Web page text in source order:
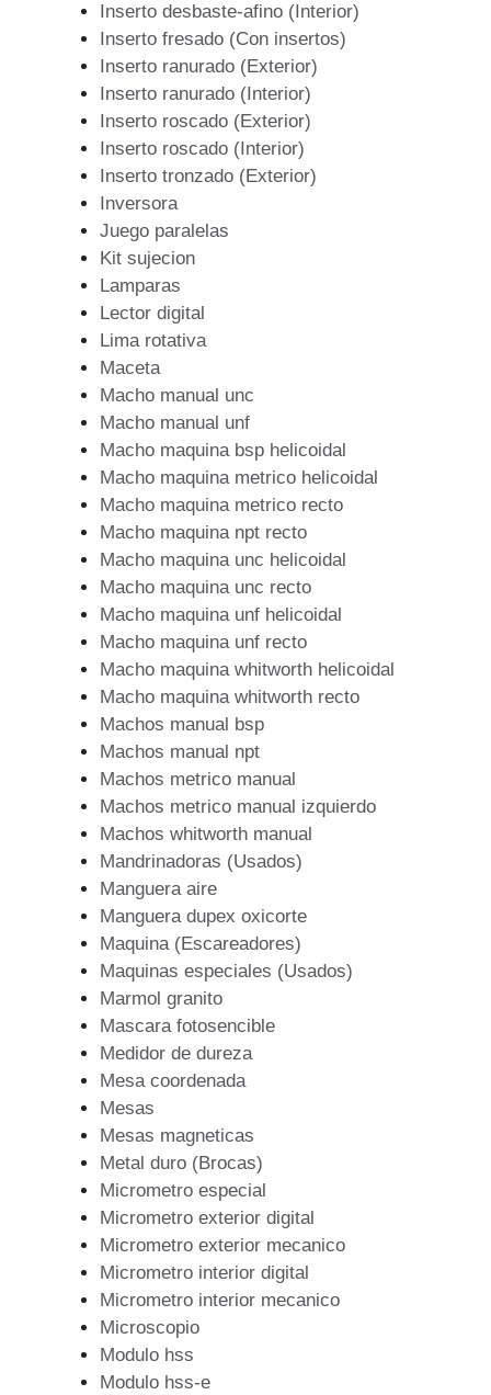
Inserto desbaste-afino (Interior)
Inserto fresado (Con insertos)
Inserto ranurado (Exterior)
Inserto ranurado (Interior)
Inserto roscado (Exterior)
Inserto roscado (Interior)
Inserto tronzado (Exterior)
Inversora
Juego paralelas
Kit sujecion
Lamparas
Lector digital
Lima rotativa
Maceta
Macho manual unc
Macho manual unf
Macho maquina bsp helicoidal
Macho maquina metrico helicoidal
Macho maquina metrico recto
Macho maquina npt recto
Macho maquina unc helicoidal
Macho maquina unc recto
Macho maquina unf helicoidal
Macho maquina unf recto
Macho maquina whitworth helicoidal
Macho maquina whitworth recto
Machos manual bsp
Machos manual npt
Machos metrico manual
Machos metrico manual izquierdo
Machos whitworth manual
Mandrinadoras (Usados)
Manguera aire
Manguera dupex oxicorte
Maquina (Escareadores)
Maquinas especiales (Usados)
Marmol granito
Mascara fotosencible
Medidor de dureza
Mesa coordenada
Mesas
Mesas magneticas
Metal duro (Brocas)
Micrometro especial
Micrometro exterior digital
Micrometro exterior mecanico
Micrometro interior digital
Micrometro interior mecanico
Microscopio
Modulo hss
Modulo hss-e